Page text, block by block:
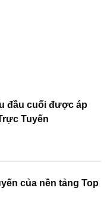
đầu cuối được áp
Tuyến
của nền tảng Top